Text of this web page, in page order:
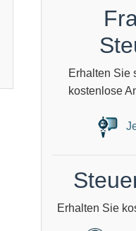
Erhalten Sie
kostenlose
Erhalten Sie